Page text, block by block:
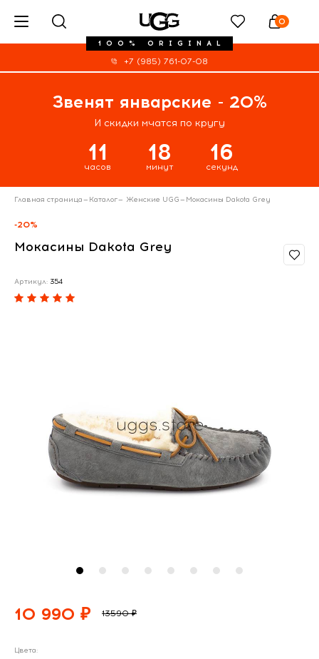
100% ORIGINAL
0
+7 (985) 761-07-08
Звенят январские - 20%
И скидки мчатся по кругу
11
часов
18
минут
16
секунд
Главная страница— Каталог— Женские UGG— Мокасины Dakota Grey
-20%
Мокасины Dakota Grey
Артикул: 354
10 990 ₽ 13590 ₽
Цвета: